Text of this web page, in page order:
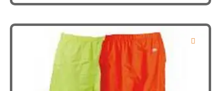
meerdere
variaties.
Deze
kan
gekozen